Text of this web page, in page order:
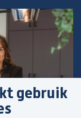
gebruik